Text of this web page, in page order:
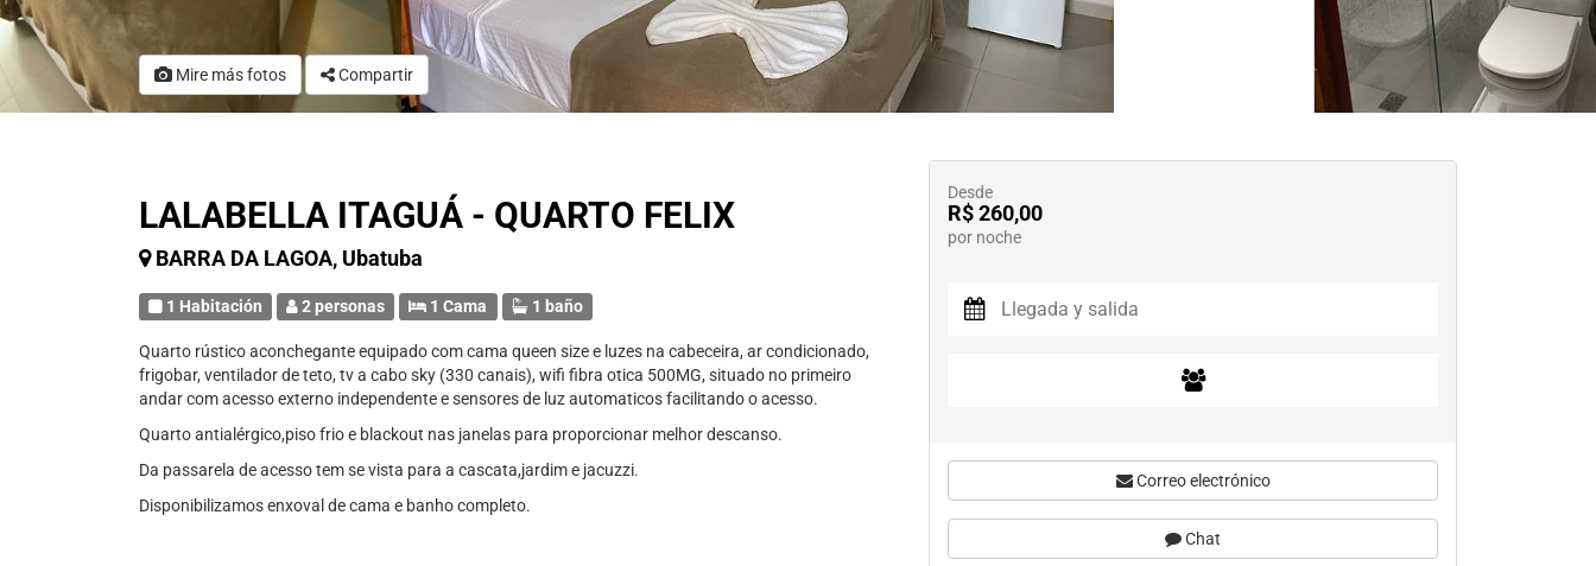
Mire más fotos Compartir
LALABELLA ITAGUÁ - QUARTO FELIX
BARRA DA LAGOA, Ubatuba
1 Habitación 2 personas 1 Cama 1 baño
Quarto rústico aconchegante equipado com cama queen size e luzes na cabeceira, ar condicionado,
frigobar, ventilador de teto, tv a cabo sky (330 canais), wifi fibra otica 500MG, situado no primeiro
andar com acesso externo independente e sensores de luz automaticos facilitando o acesso.
Quarto antialérgico,piso frio e blackout nas janelas para proporcionar melhor descanso.
Da passarela de acesso tem se vista para a cascata,jardim e jacuzzi.
Disponibilizamos enxoval de cama e banho completo.
Desde
R$ 260,00
por noche
Correo electrónico
Chat